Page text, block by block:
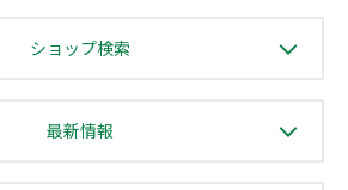
ショップ検索
最新情報